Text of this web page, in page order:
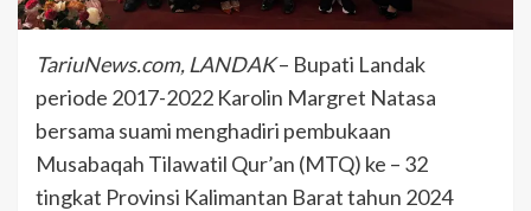
TariuNews.com, LANDAK– Bupati Landak
periode 2017-2022 Karolin Margret Natasa
bersama suami menghadiri pembukaan
Musabaqah Tilawatil Qur’an (MTQ) ke – 32
tingkat Provinsi Kalimantan Barat tahun 2024